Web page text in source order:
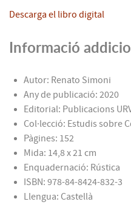
Descarga el libro digital
Informació
Autor: Renato Simoni
Any de publicació: 2020
Editorial: Publicacions
Col·lecció: Estudis sobre
Pàgines: 152
Mida: 14,8 x 21 cm
Enquadernació: Rústica
ISBN: 978-84-8424-832-3
Llengua: Castellà